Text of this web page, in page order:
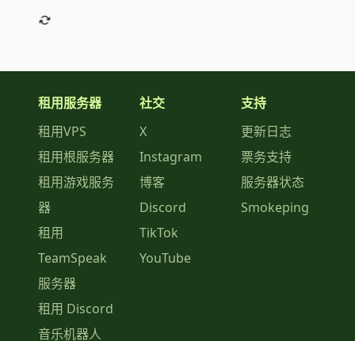
租用服务器
租用VPS
租用根服务器
租用游戏服务
器
租用
TeamSpeak
服务器
租用 Discord
音乐机器人
社交
X
Instagram
博客
Discord
TikTok
YouTube
支持
更新日志
票务支持
服务器状态
Smokeping